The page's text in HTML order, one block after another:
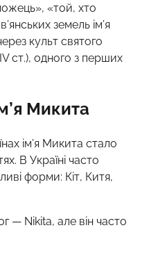
«той, хто
земель ім’я
культ святого
ст.), одного з перших
Микита
ім’я Микита стало
В Україні часто
форми: Кіт, Китя,
— Nikita, але він часто